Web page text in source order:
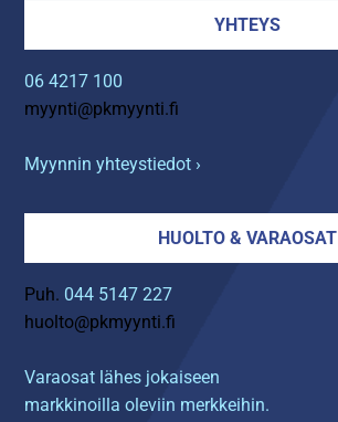
YHTEYS
06 4217 100
myynti@pkmyynti.fi
Myynnin yhteystiedot ›
HUOLTO & VARAOSAT
Puh. 044 5147 227
huolto@pkmyynti.fi
Varaosat lähes jokaiseen
markkinoilla oleviin merkkeihin.